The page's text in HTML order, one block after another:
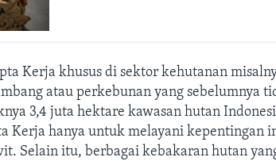
Kerja khusus di sektor kehutanan
atau perkebunan yang sebelumnya
3,4 juta hektare kawasan hutan
Kerja hanya untuk melayani kepentingan
Selain itu, berbagai kebakaran hutan